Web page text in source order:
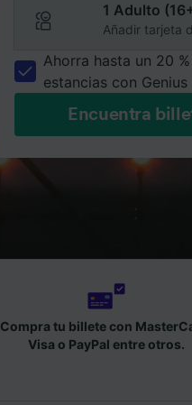
1 Adulto
Añadir tarjeta
Ahorra hasta un 20
estancias con Genius
Encuentra
Compra tu billete con
Visa o PayPal entre otros.